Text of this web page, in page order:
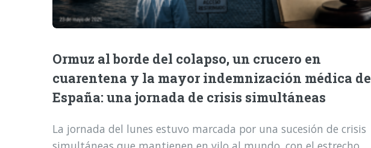
Ormuz al borde del colapso, un crucero en
cuarentena y la mayor indemnización médica de
España: una jornada de crisis simultáneas
La jornada del lunes estuvo marcada por una sucesión de crisis